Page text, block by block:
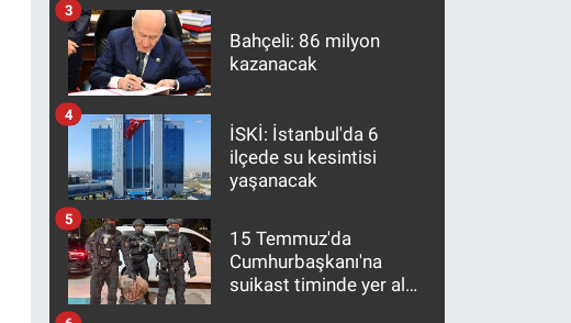
Bahçeli: 86 milyon
kazanacak
3
İSKİ: İstanbul'da 6
ilçede su kesintisi
yaşanacak
4
15 Temmuz'da
Cumhurbaşkanı'na
suikast timinde yer alan
5